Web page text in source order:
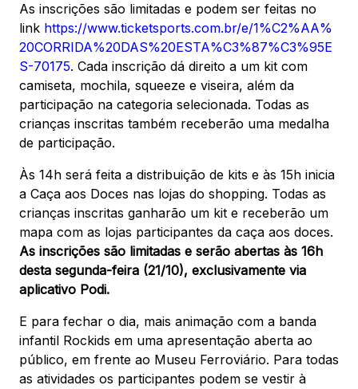
As inscrições são limitadas e podem ser feitas no
link https://www.ticketsports.com.br/e/1%C2%AA%
20CORRIDA%20DAS%20ESTA%C3%87%C3%95E
S-70175. Cada inscrição dá direito a um kit com
camiseta, mochila, squeeze e viseira, além da
participação na categoria selecionada. Todas as
crianças inscritas também receberão uma medalha
de participação.
Às 14h será feita a distribuição de kits e às 15h inicia
a Caça aos Doces nas lojas do shopping. Todas as
crianças inscritas ganharão um kit e receberão um
mapa com as lojas participantes da caça aos doces.
As inscrições são limitadas e serão abertas às 16h
desta segunda-feira (21/10), exclusivamente via
aplicativo Podi.
E para fechar o dia, mais animação com a banda
infantil Rockids em uma apresentação aberta ao
público, em frente ao Museu Ferroviário. Para todas
as atividades os participantes podem se vestir à